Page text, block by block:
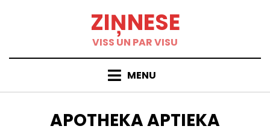
ZIŅNESE
VISS UN PAR VISU
MENU
BIRKA
:
APOTHEKA APTIEKA